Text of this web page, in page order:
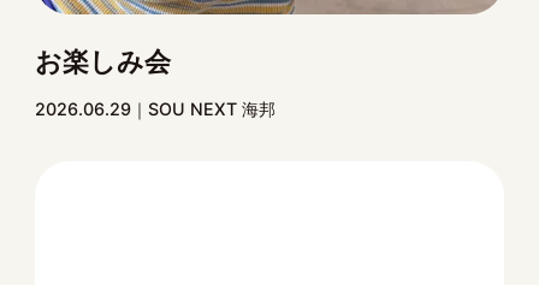
お楽しみ会
2026.06.29 SOU NEXT 海邦